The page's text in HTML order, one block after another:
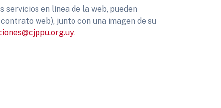
servicios en línea de la web, pueden
web), junto con una imagen de su